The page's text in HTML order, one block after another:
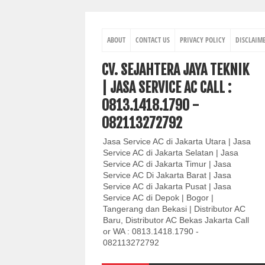
ABOUT CONTACT US PRIVACY POLICY
CV. SEJAHTERA JAYA TEKNIK
| JASA SERVICE AC CALL :
0813.1418.1790 -
082113272792
Jasa Service AC di Jakarta Utara | Jasa
Service AC di Jakarta Selatan | Jasa
Service AC di Jakarta Timur | Jasa
Service AC Di Jakarta Barat | Jasa
Service AC di Jakarta Pusat | Jasa
Service AC di Depok | Bogor |
Tangerang dan Bekasi | Distributor AC
Baru, Distributor AC Bekas Jakarta Call
or WA : 0813.1418.1790 -
082113272792